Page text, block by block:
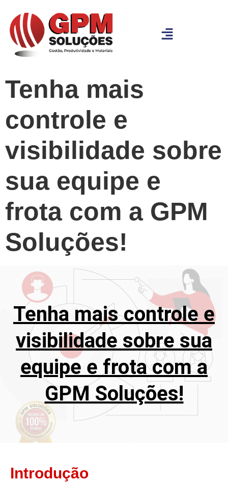
Tenha mais
controle e
visibilidade sobre
sua equipe e
frota com a GPM
Soluções!
Tenha mais controle e
visibilidade sobre sua
equipe e frota com a
GPM Soluções!
Introdução